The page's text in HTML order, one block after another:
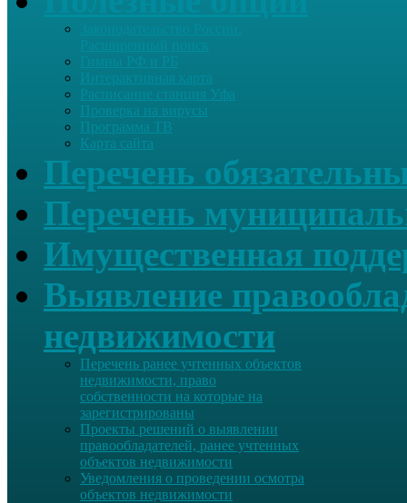
Гимны РФ и РБ
Интерактивная карта
Расписание станция Уфа
Проверка на вирусы
Программа ТВ
Карта сайта
Перечень
Перечень
Имущественная
Выявление
недвижимости
Перечень ранее учтенных объектов
недвижимости, право
собственности на которые на
зарегистрированы
Проекты решений о выявлении
правообладателей, ранее учтенных
объектов недвижимости
Уведомления о проведении осмотра
объектов недвижимости